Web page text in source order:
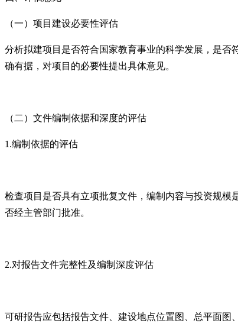
（一）项目建设必要性评估
分析拟建项目是否符合国家教育事业的科学发展，是
确有据，对项目的必要性提出具体意见。
（二）文件编制依据和深度的评估
1.编制依据的评估
检查项目是否具有立项批复文件，编制内容与投资规
否经主管部门批准。
2.对报告文件完整性及编制深度评估
可研报告应包括报告文件、建设地点位置图、总平面